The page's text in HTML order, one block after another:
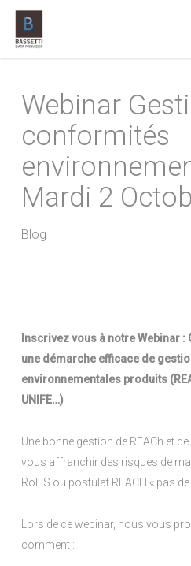
Skip
main
Webinar
conformités
Mardi 2
Blog
Inscrivez vous à notre Webinar
une démarche efficace de
environnementales produits
UNIFE…)
Une bonne gestion de REACh et
vous affranchir des risques de
RoHS ou postulat REACH « pas
Lors de ce webinar, nous vous
comment :